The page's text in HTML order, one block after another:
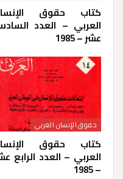
كتاب حقوق
العربي – العدد
عشر – 1985
حقوق الإنسان العربي
كتاب حقوق
العربي – العدد الرابع
– 1985